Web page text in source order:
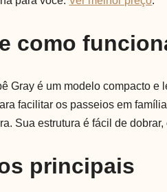
como
Gray é um modelo compacto
facilitar os passeios em
Sua estrutura é fácil de
principais